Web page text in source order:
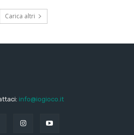
Carica altri
info@iogioco.it